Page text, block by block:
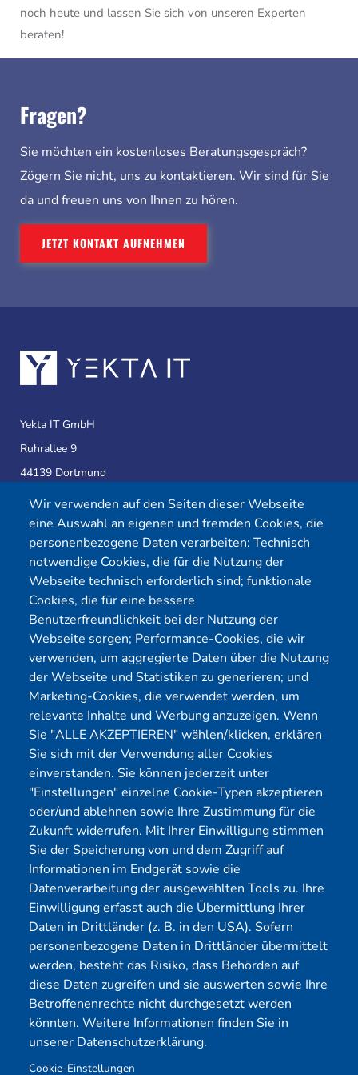
noch heute und lassen Sie sich von unseren Experten
beraten!
Fragen?
Sie möchten ein kostenloses Beratungsgespräch?
Zögern Sie nicht, uns zu kontaktieren. Wir sind für Sie
da und freuen uns von Ihnen zu hören.
JETZT KONTAKT AUFNEHMEN
Wir verwenden auf den Seiten dieser Webseite
eine Auswahl an eigenen und fremden Cookies, die
personenbezogene Daten verarbeiten: Technisch
notwendige Cookies, die für die Nutzung der
Webseite technisch erforderlich sind; funktionale
Cookies, die für eine bessere
Benutzerfreundlichkeit bei der Nutzung der
Webseite sorgen; Performance-Cookies, die wir
verwenden, um aggregierte Daten über die Nutzung
der Webseite und Statistiken zu generieren; und
Marketing-Cookies, die verwendet werden, um
relevante Inhalte und Werbung anzuzeigen. Wenn
Sie "ALLE AKZEPTIEREN" wählen/klicken, erklären
Sie sich mit der Verwendung aller Cookies
einverstanden. Sie können jederzeit unter
"Einstellungen" einzelne Cookie-Typen akzeptieren
oder/und ablehnen sowie Ihre Zustimmung für die
Zukunft widerrufen. Mit Ihrer Einwilligung stimmen
Sie der Speicherung von und dem Zugriff auf
Informationen im Endgerät sowie die
Datenverarbeitung der ausgewählten Tools zu. Ihre
Einwilligung erfasst auch die Übermittlung Ihrer
Daten in Drittländer (z. B. in den USA). Sofern
personenbezogene Daten in Drittländer übermittelt
werden, besteht das Risiko, dass Behörden auf
diese Daten zugreifen und sie auswerten sowie Ihre
Betroffenenrechte nicht durchgesetzt werden
könnten. Weitere Informationen finden Sie in
unserer Datenschutzerklärung.
Cookie-Einstellungen
Yekta IT GmbH
Ruhrallee 9
44139 Dortmund
Telefon:0231 39814905
E-Mail:
info@yekta-it.de
(Mo.-Fr.9-17 Uhr)
Menü
Cybersecurity
Pentest Anbieter
Pentest Kosten Rechner
KMU CyberRisikoCheck
OT-Security
Physical Pentest
Über uns
Förderungen
Kontakt
Blog
Karriere
Datenschutz
Impressum
Mitglied